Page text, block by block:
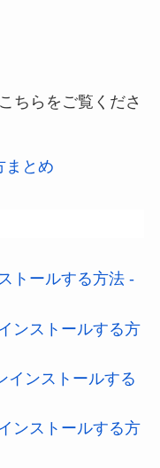
ちらをご覧くださ
まとめ
トールする方法 -
ンストールする方
インストールする
ンストールする方